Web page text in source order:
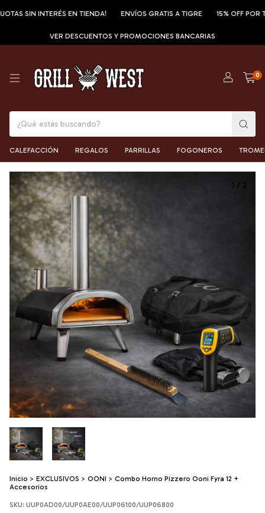
INTERÉS EN TIENDA! ENVÍOS GRATIS A TIGRE 15% OFF POR
VER DESCUENTOS Y PROMOCIONES BANCARIAS
0
CALEFACCIÓN REGALOS PARRILLAS FOGONEROS
1 / 2
Inicio > EXCLUSIVOS > OONI > Combo Horno Pizzero Ooni Fyra 12 +
Accesorios
SKU: UUP0AD00/UUP0AE00/UUP06100/UUP06800